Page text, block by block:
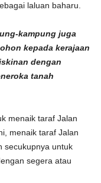
laluan baharu.
kampung juga
kepada kerajaan
dengan
tanah
menaik taraf Jalan
menaik taraf Jalan
secukupnya untuk
segera atau